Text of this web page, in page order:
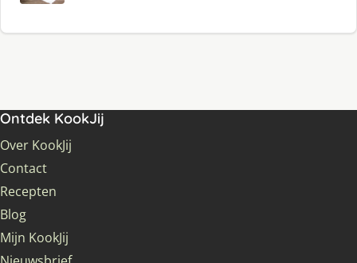
Ontdek KookJij
Over KookJij
Contact
Recepten
Blog
Mijn KookJij